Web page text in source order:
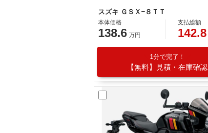
スズキ ＧＳＸ−８ＴＴ
本体価格
138.6 万円
支払総額
142.8
1分で完了！
【無料】見積・在庫確認